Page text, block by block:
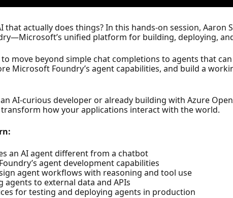
that actually does things? In this hands-on session,
unified platform for building, deploying,
to move beyond simple chat completions to agents that
Microsoft Foundry’s agent capabilities, and build a
AI-curious developer or already building with Azure
how your applications interact with the world.
an AI agent different from a chatbot
agent development capabilities
agent workflows with reasoning and tool use
agents to external data and APIs
for testing and deploying agents in production